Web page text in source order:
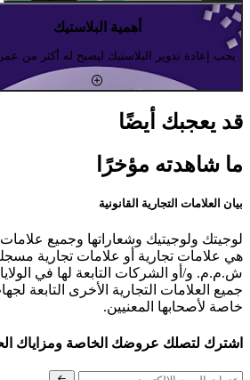
أهمية البلاستيك
يجب إعادة تدوير البلاستيك ليصبح له أكثر من
قد يعجبك أيضًا
ما شاهدته مؤخرًا
بيان العلامات التجارية القانونية
لوجيتك ولوجيتيك وشعاراتها وجميع علامات
هي علامات تجارية أو علامات تجارية
ش.م.م. و/أو الشركات التابعة لها في
جميع العلامات التجارية الأخرى التابعة
خاصة لأصحابها المعنيين.
اشترك لتصلك عروضك الخاصة ومزاياك